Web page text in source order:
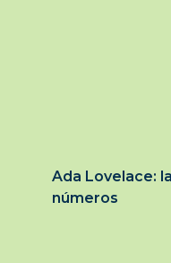
Ada Lovelace:
números